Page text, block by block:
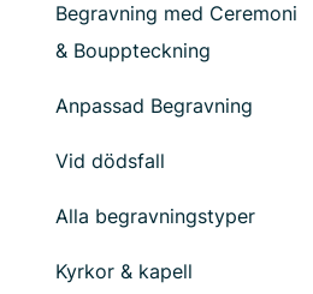
Begravning med Ceremoni
& Bouppteckning
Anpassad Begravning
Vid dödsfall
Alla begravningstyper
Kyrkor & kapell